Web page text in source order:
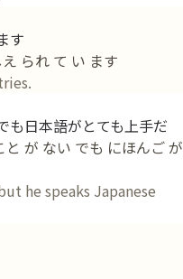
す
られ て い ます
も日本語がとても上手だ
が ない でも にほんご が
he speaks Japanese